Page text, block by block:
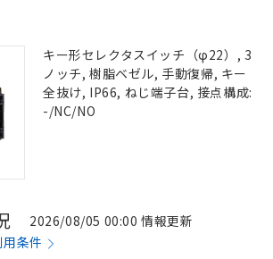
キー形セレクタスイッチ（φ22）, 3
ノッチ, 樹脂ベゼル, 手動復帰, キー
全抜け, IP66, ねじ端子台, 接点構成:
-/NC/NO
2026/08/05 00:00 情報更新
条件